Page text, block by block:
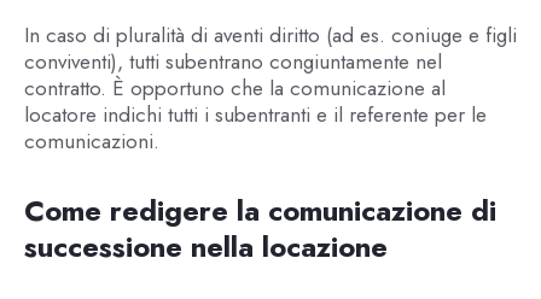
In caso di pluralità di aventi diritto (ad es. coniuge e figli
conviventi), tutti subentrano congiuntamente nel
contratto. È opportuno che la comunicazione al
locatore indichi tutti i subentranti e il referente per le
comunicazioni.
Come redigere la comunicazione di
successione nella locazione